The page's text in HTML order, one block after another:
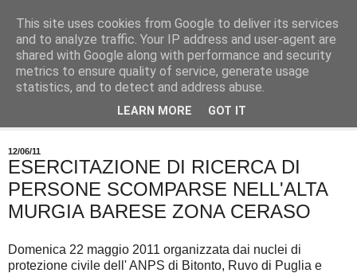
12/06/11
ESERCITAZIONE DI RICERCA DI
PERSONE SCOMPARSE NELL'ALTA
MURGIA BARESE ZONA CERASO
Domenica 22 maggio 2011 organizzata dai nuclei di
protezione civile dell' ANPS di Bitonto, Ruvo di Puglia e
This site uses cookies from Google to deliver its services
and to analyze traffic. Your IP address and user-agent are
shared with Google along with performance and security
metrics to ensure quality of service, generate usage
statistics, and to detect and address abuse.
LEARN MORE GOT IT